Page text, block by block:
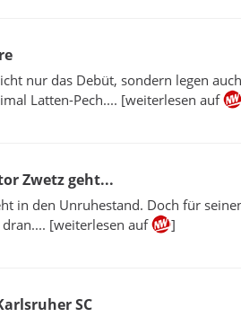
nur das Debüt, sondern legen
Latten-Pech.... [weiterlesen auf
Zwetz geht...
in den Unruhestand. Doch für
[weiterlesen auf
]
SC